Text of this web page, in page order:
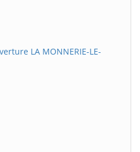
LA MONNERIE-LE-